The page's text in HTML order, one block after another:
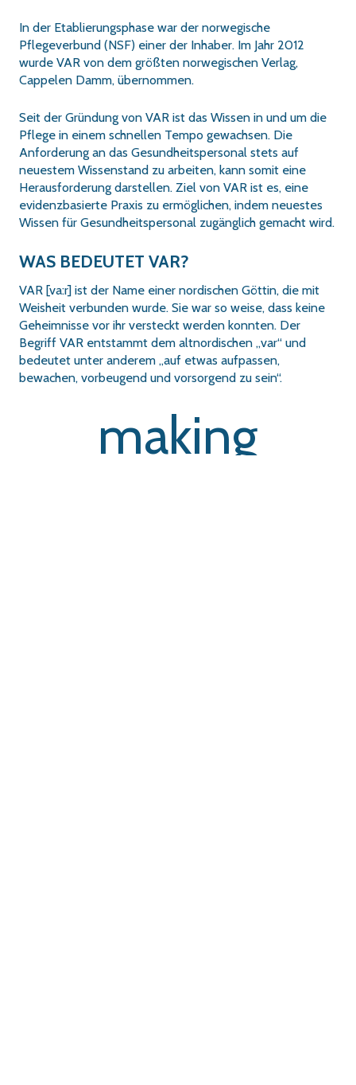
In der Etablierungsphase war der norwegische
Pflegeverbund (NSF) einer der Inhaber. Im Jahr 2012
wurde VAR von dem größten norwegischen Verlag,
Cappelen Damm, übernommen.
Seit der Gründung von VAR ist das Wissen in und um die
Pflege in einem schnellen Tempo gewachsen. Die
Anforderung an das Gesundheitspersonal stets auf
neuestem Wissenstand zu arbeiten, kann somit eine
Herausforderung darstellen. Ziel von VAR ist es, eine
evidenzbasierte Praxis zu ermöglichen, indem neuestes
Wissen für Gesundheitspersonal zugänglich gemacht wird.
WAS BEDEUTET VAR?
VAR [va:r] ist der Name einer nordischen Göttin, die mit
Weisheit verbunden wurde. Sie war so weise, dass keine
Geheimnisse vor ihr versteckt werden konnten. Der
Begriff VAR entstammt dem altnordischen „var“ und
bedeutet unter anderem „auf etwas aufpassen,
bewachen, vorbeugend und vorsorgend zu sein“.
making